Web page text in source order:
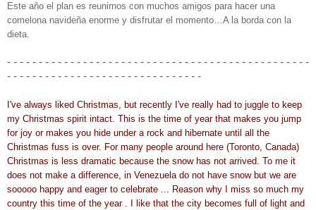
Este año el plan es reunirnos con muchos amigos para hacer una
comelona navideña enorme y disfrutar el momento…A la borda con la
dieta.
- - - - - - - - - - - - - - - - - - - - - - - - - - - - - - - - - - - - - - - - - - - - - - - -
- - - - - - - - - - - - - - - - - - - - - - - - - - - - - - -
I've always liked Christmas, but recently I've really had to juggle to keep
my Christmas spirit intact. This is the time of year that makes you jump
for joy or makes you hide under a rock and hibernate until all the
Christmas fuss is over. For many people around here (Toronto, Canada)
Christmas is less dramatic because the snow has not arrived. To me it
does not make a difference, in Venezuela do not have snow but we are
sooooo happy and eager to celebrate ... Reason why I miss so much my
country this time of the year . I like that the city becomes full of light and